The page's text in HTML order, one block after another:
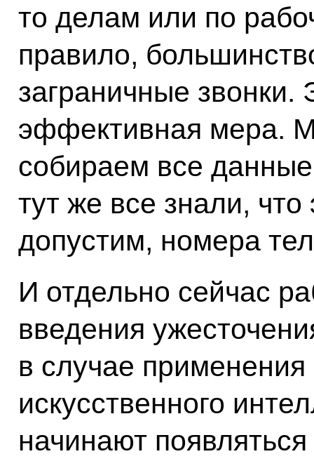
то делам или по
правило,
заграничные звонки.
эффективная мера.
собираем все
тут же все знали,
допустим, номера
И отдельно сейчас
введения
в случае
искусственного
начинают